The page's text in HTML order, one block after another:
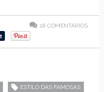
18 COMENTÁRIOS
ESTILO DAS FAMOSAS